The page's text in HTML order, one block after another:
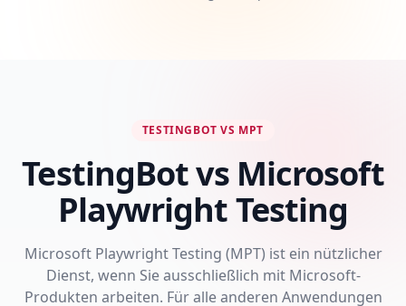
TESTINGBOT VS MPT
TestingBot vs Microsoft
Playwright Testing
Microsoft Playwright Testing (MPT) ist ein nützlicher
Dienst, wenn Sie ausschließlich mit Microsoft-
Produkten arbeiten. Für alle anderen Anwendungen